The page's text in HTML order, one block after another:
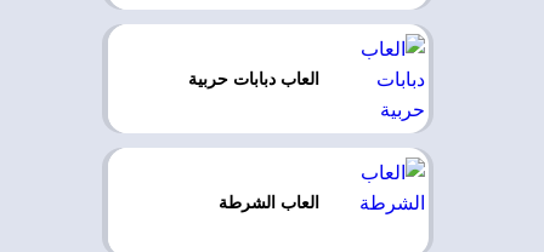
العاب دبابات حربية
العاب الشرطة